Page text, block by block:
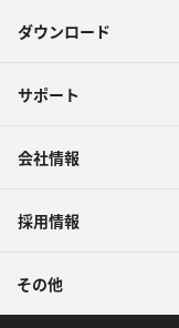
ダウンロード
サポート
会社情報
採用情報
その他